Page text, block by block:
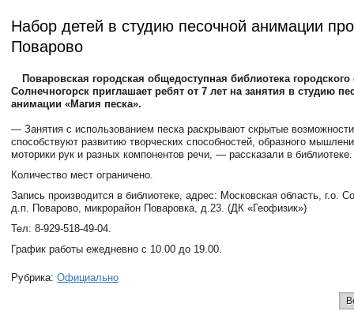
Набор детей в студию песочной анимации
Поварово
Поваровская городская общедоступная библиотека городского
Солнечногорск приглашает ребят от 7 лет на занятия в студию
анимации «Магия песка».
— Занятия с использованием песка раскрывают скрытые
способствуют развитию творческих способностей, образного
моторики рук и разных компонентов речи, — рассказали в
Количество мест ограничено.
Запись производится в библиотеке, адрес: Московская область, г.о.
д.п. Поварово, микрорайон Поваровка, д.23. (ДК «Геофизик»)
Тел: 8-929-518-49-04.
График работы ежедневно с 10.00 до 19.00.
Рубрика: Официально